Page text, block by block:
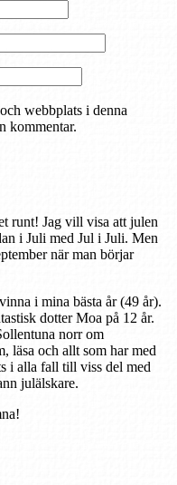
webbplats i denna
kommentar.
runt! Jag vill visa att julen
i Juli med Jul i Juli. Men
när man börjar
i mina bästa år (49 år).
dotter Moa på 12 år.
norr om
läsa och allt som har med
i alla fall till viss del med
julälskare.